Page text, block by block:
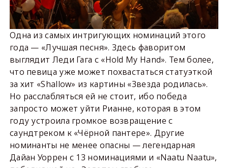
Одна из самых интригующих номинаций этого
года — «Лучшая песня». Здесь фаворитом
выглядит Леди Гага с «Hold My Hand». Тем более,
что певица уже может похвастаться статуэткой
за хит «Shallow» из картины «Звезда родилась».
Но расслабляться ей не стоит, ибо победа
запросто может уйти Рианне, которая в этом
году устроила громкое возвращение с
саундтреком к «Чёрной пантере». Другие
номинанты не менее опасны — легендарная
Дайан Уоррен с 13 номинациями и «Naatu Naatu»,